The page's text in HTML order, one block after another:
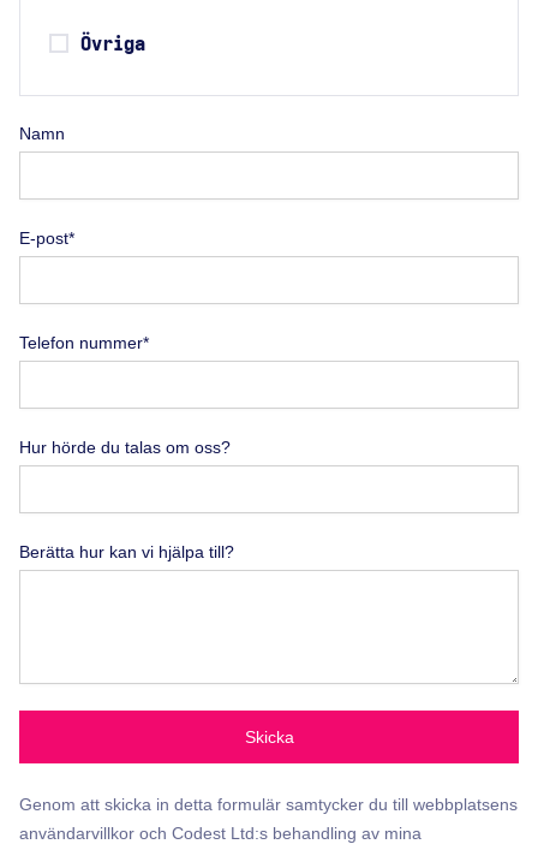
Övriga
Namn
E-post*
Telefon nummer*
Hur hörde du talas om oss?
Berätta hur kan vi hjälpa till?
Skicka
Genom att skicka in detta formulär samtycker du till webbplatsens
användarvillkor och Codest Ltd:s behandling av mina